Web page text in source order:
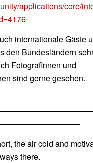
applications/core/
internationale Gäste
den Bundesländern
FotografInnen und
sind gerne gesehen.
the air cold and
there.